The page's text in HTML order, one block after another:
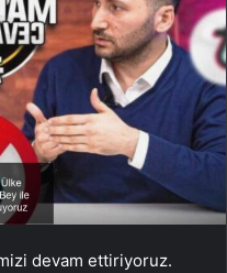
devam ettiriyoruz.